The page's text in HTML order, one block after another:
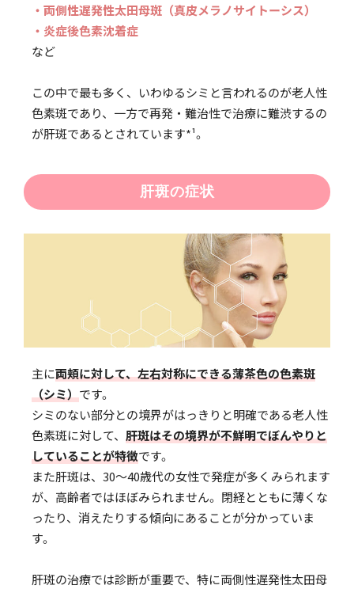
・両側性遅発性太田母斑（真皮メラノサイトーシス）
・炎症後色素沈着症
など
この中で最も多く、いわゆるシミと言われるのが老人性
色素斑であり、一方で再発・難治性で治療に難渋するの
が肝斑であるとされています*¹。
肝斑の症状
主に両頬に対して、左右対称にできる薄茶色の色素斑
（シミ）です。
シミのない部分との境界がはっきりと明確である老人性
色素斑に対して、 肝斑はその境界が不鮮明でぼんやりと
していることが特徴です。
また肝斑は、30〜40歳代の女性で発症が多くみられます
が、高齢者ではほぼみられません。閉経とともに薄くな
ったり、消えたりする傾向にあることが分かっていま
す。
肝斑の治療では診断が重要で、特に両側性遅発性太田母